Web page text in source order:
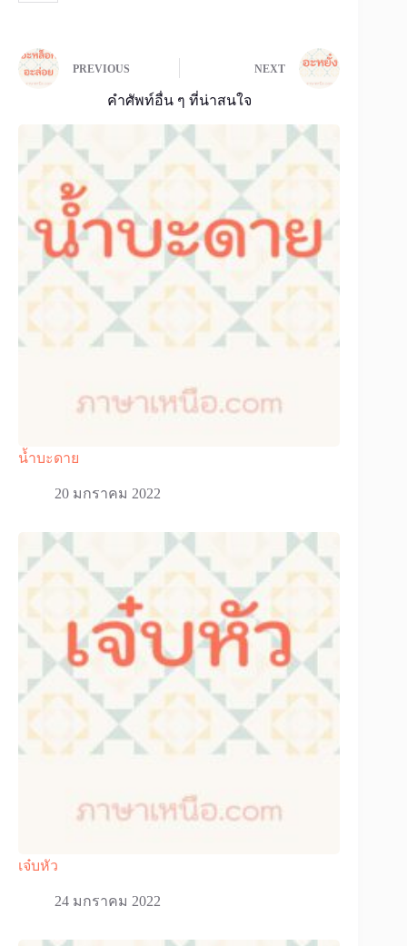
PREVIOUS NEXT
คำศัพท์อื่น ๆ ที่น่าสนใจ
น้ำบะดาย
20 มกราคม 2022
เจ๋บหัว
24 มกราคม 2022